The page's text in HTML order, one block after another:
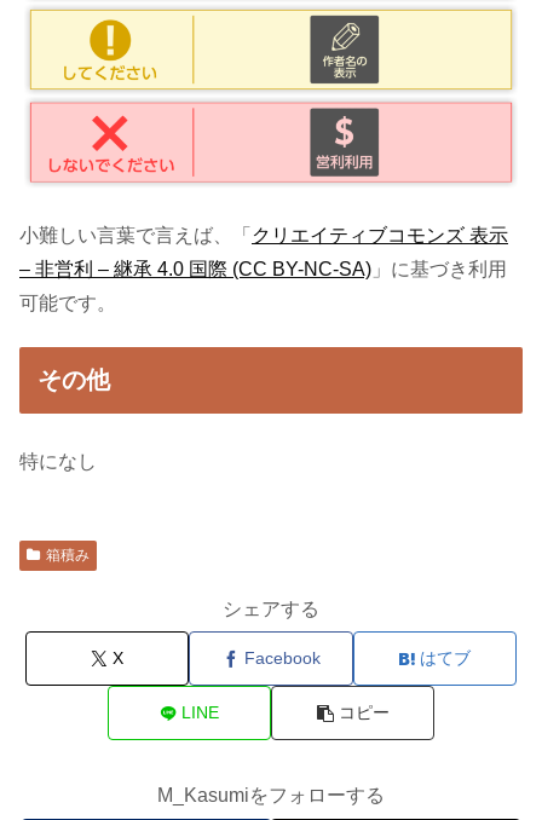
小難しい言葉で言えば、「 クリエイティブコモンズ 表示
– 非営利 – 継承 4.0 国際 (CC BY-NC-SA) 」に基づき利用
可能です。
その他
特になし
箱積み
シェアする
X Facebook はてブ
LINE コピー
M_Kasumiをフォローする